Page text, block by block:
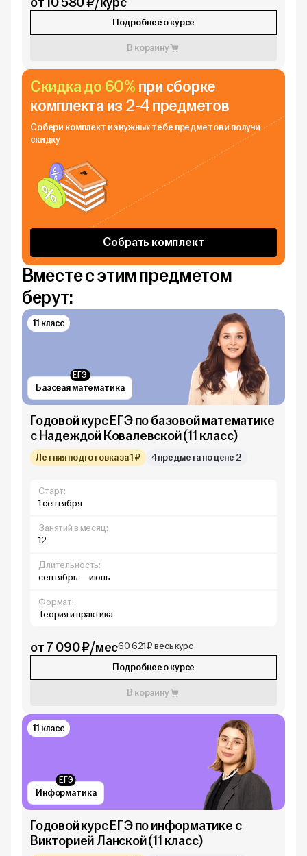
Подробнее о курсе
В корзину
Скидка до 60% при сборке
комплекта из 2-4 предметов
Собери комплект из нужных тебе предметов и получи
скидку
Собрать комплект
Вместе с этим предметом
берут:
Базовая математика
ЕГЭ
11 класс
Годовой курс ЕГЭ по базовой математике
с Надеждой Ковалевской (11 класс)
Летняя подготовка за 1 ₽ 4 предмета по цене 2
Старт:
1 сентября
Занятий в месяц:
12
Длительность:
сентябрь — июнь
Формат:
Теория и практика
от 7 090 ₽/мес60 621 ₽ весь курс
Подробнее о курсе
В корзину
Информатика
ЕГЭ
11 класс
Годовой курс ЕГЭ по информатике с
Викторией Ланской (11 класс)